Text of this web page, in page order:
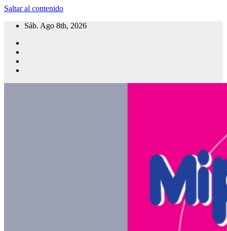
Saltar al contenido
Sáb. Ago 8th, 2026